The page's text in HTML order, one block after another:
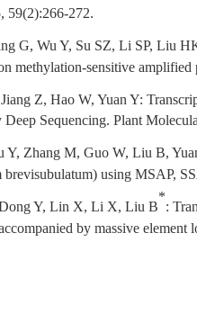
59(2):266-272.
G, Wu Y, Su SZ, Li SP, Liu
methylation-sensitive
Jiang Z, Hao W, Yuan Y:
Deep Sequencing. Plant
Y, Zhang M, Guo W, Liu B,
using MSAP,
Y, Lin X, Li X, Liu B
*
:
by massive